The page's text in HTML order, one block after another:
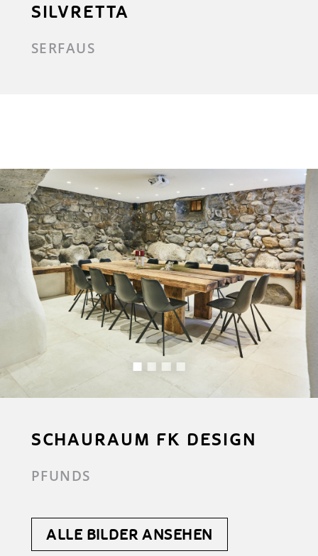
SILVRETTA
SERFAUS
SCHAURAUM FK DESIGN
PFUNDS
ALLE BILDER ANSEHEN